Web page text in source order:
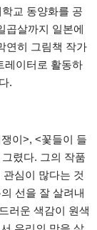
교 동양화를 공
곱살까지 일본에
연히 그림책 작가
레이터로 활동하
.
이>, <꽃들이 들
렸다. 그의 작품
심이 많다는 것
선을 잘 살려내
러운 색감이 원색